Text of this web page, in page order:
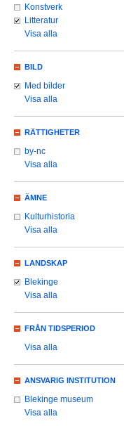
Konstverk
Litteratur
Visa alla
BILD
Med bilder
Visa alla
RÄTTIGHETER
by-nc
Visa alla
ÄMNE
Kulturhistoria
Visa alla
LANDSKAP
Blekinge
Visa alla
FRÅN TIDSPERIOD
Visa alla
ANSVARIG INSTITUTION
Blekinge museum
Visa alla